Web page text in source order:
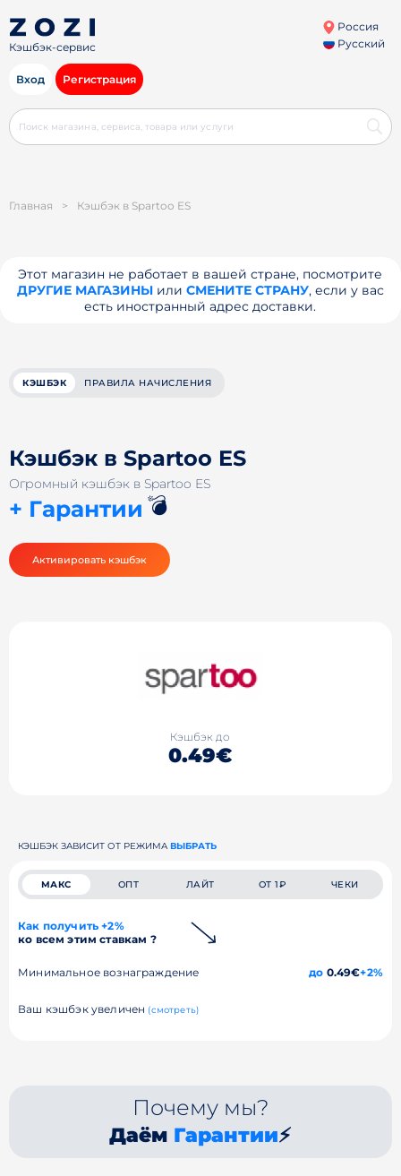
Кэшбэк-сервис
Россия
Русский
Вход Регистрация
Главная > Кэшбэк в Spartoo ES
Этот магазин не работает в вашей стране, посмотрите
ДРУГИЕ МАГАЗИНЫили СМЕНИТЕ СТРАНУ, если у вас
есть иностранный адрес доставки.
КЭШБЭК ПРАВИЛА НАЧИСЛЕНИЯ
Кэшбэк в Spartoo ES
Огромный кэшбэк в Spartoo ES
+ Гарантии 💣
Активировать кэшбэк
Кэшбэк до
0.49€
КЭШБЭК ЗАВИСИТ ОТ РЕЖИМА ВЫБРАТЬ
МАКС ОПТ ЛАЙТ ОТ 1₽ ЧЕКИ
Как получить +2%
ко всем этим ставкам ?
Минимальное вознаграждение до 0.49€+2%
Ваш кэшбэк увеличен (смотреть)
Почему мы?
Даём Гарантии⚡